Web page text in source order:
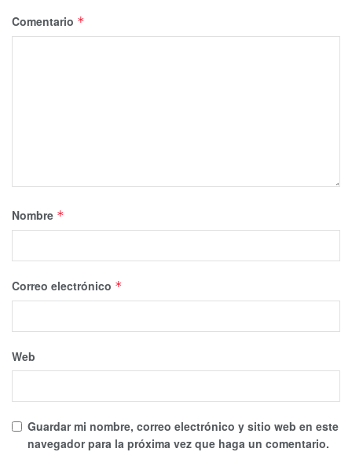
Comentario *
Nombre *
Correo electrónico *
Web
Guardar mi nombre, correo electrónico y sitio web en este
navegador para la próxima vez que haga un comentario.